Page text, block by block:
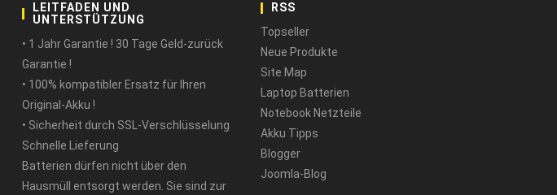
LEITFADEN UND
UNTERSTÜTZUNG
• 1 Jahr Garantie ! 30 Tage Geld-zurück
Garantie !
• 100% kompatibler Ersatz für Ihren
Original-Akku !
• Sicherheit durch SSL-Verschlüsselung
Schnelle Lieferung
Batterien dürfen nicht über den
Hausmüll entsorgt werden. Sie sind zur
RSS
Topseller
Neue Produkte
Site Map
Laptop Batterien
Notebook Netzteile
Akku Tipps
Blogger
Joomla-Blog